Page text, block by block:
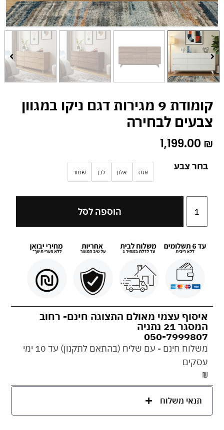
קומודת 9 מגירות דגם ניקו במגוון
צבעים לבחירה
1,199.00 ₪
בחר צבע אגוז אלון לבן שחור
הוספה לסל
איסוף עצמי מאולם התצוגה חינם- רחוב
המסגר 21 נתניה
050-7999807
משלוח חינם - עם שליח (בהתאם לתקנון) עד 10 ימי
עסקים
₪
תנאי משלוח